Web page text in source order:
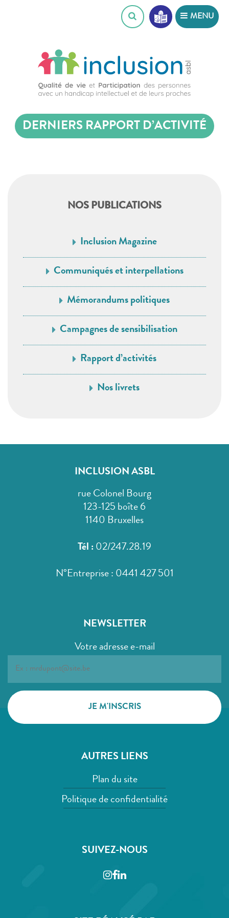
MENU
NOS PUBLICATIONS
Inclusion Magazine
Communiqués et interpellations
Mémorandums politiques
Campagnes de sensibilisation
Rapport d’activités
Nos livrets
DERNIERS RAPPORT D’ACTIVITÉ
INCLUSION ASBL
rue Colonel Bourg
123-125 boîte 6
1140 Bruxelles
Tél : 02/247.28.19
N°Entreprise : 0441 427 501
NEWSLETTER
Votre adresse e-mail
AUTRES LIENS
Plan du site
Politique de confidentialité
SUIVEZ-NOUS
Instagram
Facebook
LinkedIn